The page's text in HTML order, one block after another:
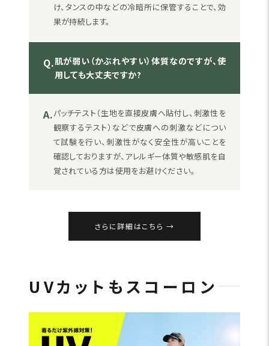
け、タンスの中などの冷暗所に保管することで、効
果が持続します。
Q.肌が弱い（かぶれやすい）体質なのですが、使
用しても大丈夫ですか?
A.パッチテスト（生地を直接皮膚へ貼付し、刺激性を
観察するテスト）などで皮膚への刺激などについ
て試験を行い、刺激性がなく安全性が高いことを
確認しておりますが、アレルギー体質や敏感肌を自
覚されている方は使用をお避けください。
さらに詳細はこちら
UVカットもスコーロン